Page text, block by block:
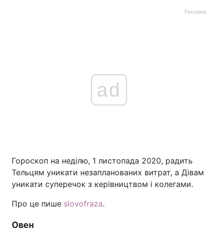
Реклама
ad
Гороскоп на неділю, 1 листопада 2020, радить
Тельцям уникати незапланованих витрат, а Дівам
уникати суперечок з керівництвом і колегами.
Про це пише slovofraza.
Овен